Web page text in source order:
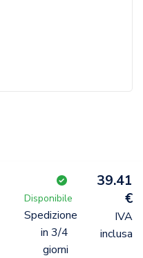
Disponibile
Spedizione
in 3/4
giorni
39.41
€
IVA
inclusa